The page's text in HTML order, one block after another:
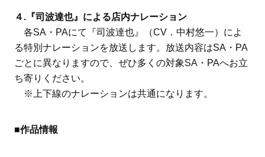
４.『司波達也』による店内ナレーション
各SA・PAにて『司波達也』（CV．中村悠一）によ
る特別ナレーションを放送します。放送内容はSA・PA
ごとに異なりますので、ぜひ多くの対象SA・PAへお立
ち寄りください。
※上下線のナレーションは共通になります。
■作品情報